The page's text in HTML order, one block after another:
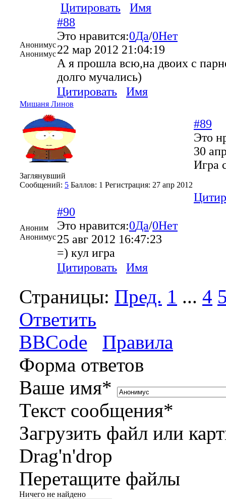
Цитировать
Имя
Анонимус
Анонимус
#88
Это нравится:0Да/0Нет
22 мар 2012 21:04:19
А я прошла всю,на двоих с
долго мучались)
Цитировать
Имя
Мишаня Линов
Заглянувший
Сообщений: 5 Баллов: 1 Регистрация: 27 апр 2012
#89
Это
30
Игра
Аноним
Анонимус
#90
Это нравится:0Да/0Нет
25 авг 2012 16:47:23
=) кул игра
Цитировать
Имя
Страницы: Пред. 1 ... 4
Ответить
BBCode
Правила
Форма ответов
Ваше имя*
Текст сообщения*
Загрузить файл или
Drag'n'drop
Перетащите файлы
Ничего не найдено